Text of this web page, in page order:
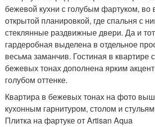
бежевой кухни с голубым фартуком,
открытой планировкой, где спальня с
стеклянные раздвижные двери. Да и
гардеробная выделена в отдельное
весьма заманчив. Гостиная в квартире
бежевых тонах дополнена ярким
голубом оттенке.
Квартира в бежевых тонах на фото
кухонным гарнитуром, столом и
Плитка на фартуке от Artisan Aqua